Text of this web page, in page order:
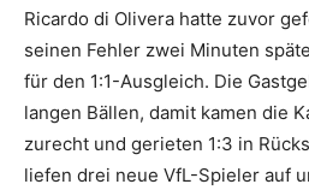
Ricardo di Olivera hatte zuvor
seinen Fehler zwei Minuten
für den 1:1-Ausgleich. Die
langen Bällen, damit kamen die
zurecht und gerieten 1:3 in
liefen drei neue VfL-Spieler auf